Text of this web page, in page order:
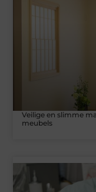
Veilige en slimme
meubels